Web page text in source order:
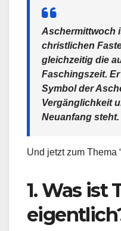
Aschermittwoch
christlichen
gleichzeitig die
Faschingszeit.
Symbol der
Vergänglichkeit
Neuanfang steht.
Und jetzt zum Thema
1. Was ist